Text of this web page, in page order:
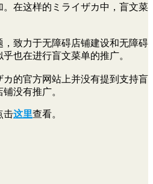
在这样的ミライザカ中，盲文菜
致力于无障碍店铺建设和无障碍
也在进行盲文菜单的推广。
的官方网站上并没有提到支持盲
没有推广。
击这里查看。